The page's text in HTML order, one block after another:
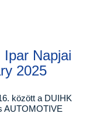
Napjai
2025
között a DUIHK
AUTOMOTIVE